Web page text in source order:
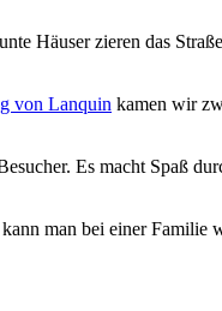
Häuser zieren das
von Lanquin kamen wir
Es macht Spaß
man bei einer Familie